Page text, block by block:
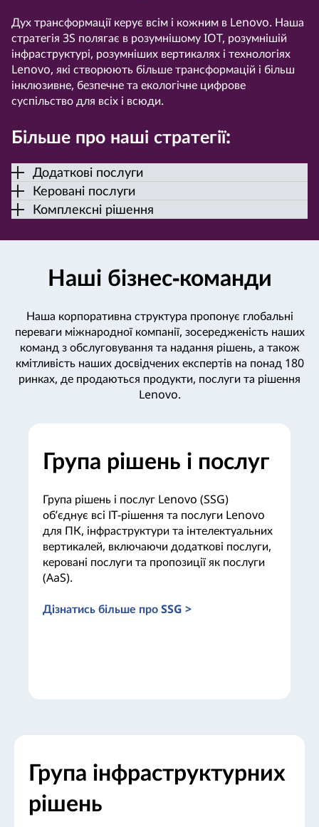
Дух трансформації керує всім і кожним в Lenovo. Наша
стратегія 3S полягає в розумнішому IOT, розумнішій
інфраструктурі, розумніших вертикалях і технологіях
Lenovo, які створюють більше трансформацій і більш
інклюзивне, безпечне та екологічне цифрове
суспільство для всіх і всюди.
Більше про наші стратегії:
Додаткові послуги
Керовані послуги
Комплексні рішення
Наші бізнес-команди
Наша корпоративна структура пропонує глобальні
переваги міжнародної компанії, зосередженість наших
команд з обслуговування та надання рішень, а також
кмітливість наших досвідчених експертів на понад 180
ринках, де продаються продукти, послуги та рішення
Lenovo.
Група рішень і послуг
Група рішень і послуг Lenovo (SSG)
об’єднує всі ІТ-рішення та послуги Lenovo
для ПК, інфраструктури та інтелектуальних
вертикалей, включаючи додаткові послуги,
керовані послуги та пропозиції як послуги
(AaS).
Дізнатись більше про SSG >
Група інфраструктурних
рішень